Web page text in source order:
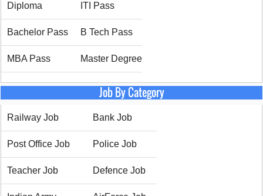
Diploma ITI Pass
Bachelor Pass B Tech Pass
MBA Pass Master Degree
Job By Category
Railway Job Bank Job
Post Office Job Police Job
Teacher Job Defence Job